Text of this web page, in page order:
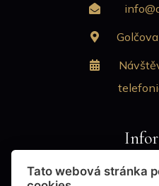
Tato webová stránka